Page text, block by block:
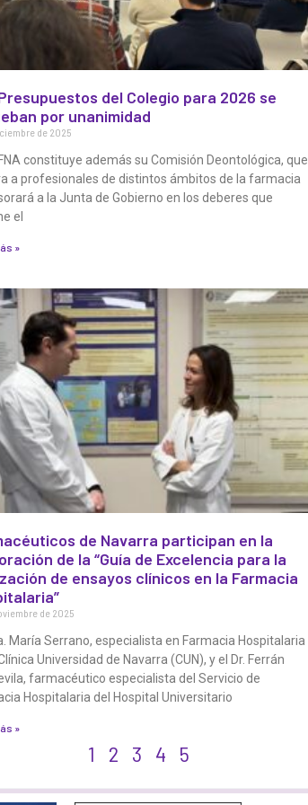
del Colegio para 2026 se
por unanimidad
de 2025
constituye además su Comisión Deontológica, que
a profesionales de distintos ámbitos de la farmacia
a la Junta de Gobierno en los deberes que
el
»
de Navarra participan en la
de la “Guía de Excelencia para la
de ensayos clínicos en la Farmacia
de 2025
María Serrano, especialista en Farmacia Hospitalaria
Universidad de Navarra (CUN), y el Dr. Ferrán
farmacéutico especialista del Servicio de
Hospitalaria del Hospital Universitario
»
a
1
a
2
a
3
a
4
a
5